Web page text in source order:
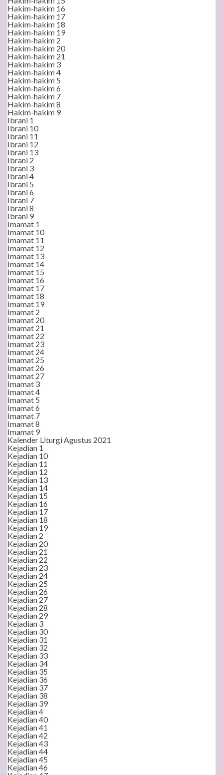
Hakim-hakim 16
Hakim-hakim 17
Hakim-hakim 18
Hakim-hakim 19
Hakim-hakim 2
Hakim-hakim 20
Hakim-hakim 21
Hakim-hakim 3
Hakim-hakim 4
Hakim-hakim 5
Hakim-hakim 6
Hakim-hakim 7
Hakim-hakim 8
Hakim-hakim 9
Ibrani 1
Ibrani 10
Ibrani 11
Ibrani 12
Ibrani 13
Ibrani 2
Ibrani 3
Ibrani 4
Ibrani 5
Ibrani 6
Ibrani 7
Ibrani 8
Ibrani 9
Imamat 1
Imamat 10
Imamat 11
Imamat 12
Imamat 13
Imamat 14
Imamat 15
Imamat 16
Imamat 17
Imamat 18
Imamat 19
Imamat 2
Imamat 20
Imamat 21
Imamat 22
Imamat 23
Imamat 24
Imamat 25
Imamat 26
Imamat 27
Imamat 3
Imamat 4
Imamat 5
Imamat 6
Imamat 7
Imamat 8
Imamat 9
Kalender Liturgi Agustus 2021
Kejadian 1
Kejadian 10
Kejadian 11
Kejadian 12
Kejadian 13
Kejadian 14
Kejadian 15
Kejadian 16
Kejadian 17
Kejadian 18
Kejadian 19
Kejadian 2
Kejadian 20
Kejadian 21
Kejadian 22
Kejadian 23
Kejadian 24
Kejadian 25
Kejadian 26
Kejadian 27
Kejadian 28
Kejadian 29
Kejadian 3
Kejadian 30
Kejadian 31
Kejadian 32
Kejadian 33
Kejadian 34
Kejadian 35
Kejadian 36
Kejadian 37
Kejadian 38
Kejadian 39
Kejadian 4
Kejadian 40
Kejadian 41
Kejadian 42
Kejadian 43
Kejadian 44
Kejadian 45
Kejadian 46